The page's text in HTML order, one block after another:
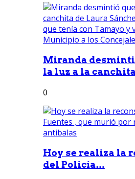
Miranda
la luz a la
0
Hoy se realiza la
del Policía...